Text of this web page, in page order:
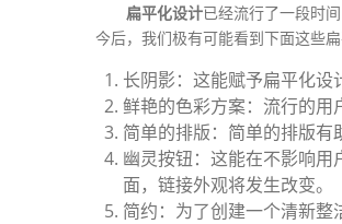
扁平化设计已经流行了一段时
今后，我们极有可能看到下面这些
长阴影：这能赋予扁平化设
鲜艳的色彩方案：流行的用
简单的排版：简单的排版
幽灵按钮：这能在不影响
面，链接外观将发生改变。
简约：为了创建一个清新整